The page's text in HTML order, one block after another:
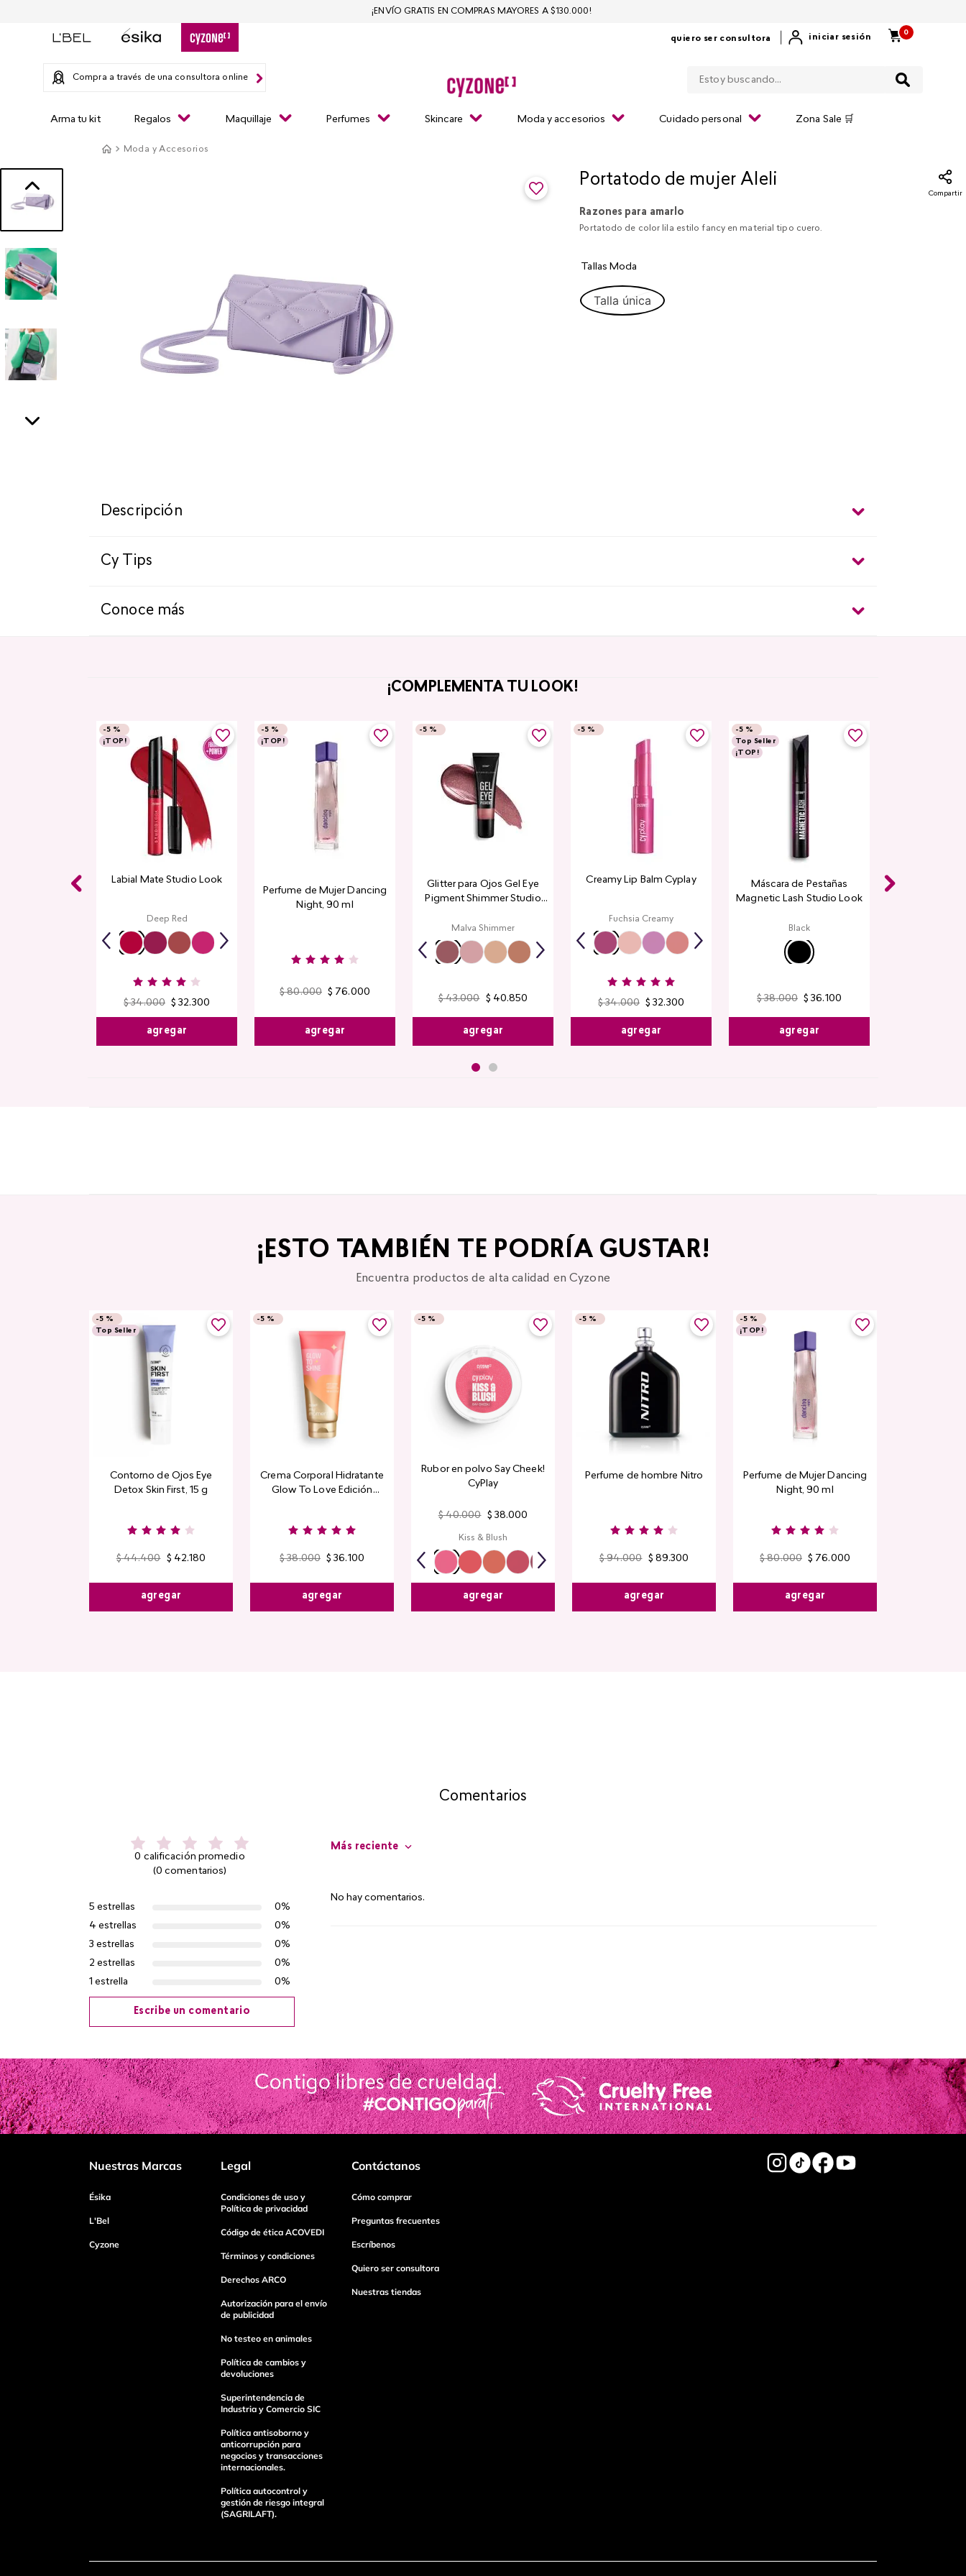
quiero ser consultora iniciar sesión
0
Compra a través de una consultora online
Arma tu kit Regalos Maquillaje Perfumes Skincare Moda y accesorios Cuidado personal Zona Sale 🛒
¡ENVÍO GRATIS EN COMPRAS MAYORES A $130.000!
Moda y Accesorios
Portatodo de mujer Aleli
Compartir
Razones para amarlo
Portatodo de color lila estilo fancy en material tipo cuero.
Tallas Moda
Talla única
Descripción
Cy Tips
Conoce más
¡COMPLEMENTA TU LOOK!
-5 %
¡TOP!
Labial Mate Studio Look
Deep Red
$ 34.000 $ 32.300
agregar
-5 %
¡TOP!
Perfume de Mujer Dancing
Night, 90 ml
$ 80.000 $ 76.000
agregar
-5 %
Glitter para Ojos Gel Eye
Pigment Shimmer Studio
Malva Shimmer
$ 43.000 $ 40.850
agregar
-5 %
Creamy Lip Balm Cyplay
Fuchsia Creamy
$ 34.000 $ 32.300
agregar
-5 %
Top Seller
¡TOP!
Máscara de Pestañas
Magnetic Lash Studio Look
Black
$ 38.000 $ 36.100
agregar
¡ESTO TAMBIÉN TE PODRÍA GUSTAR!
Encuentra productos de alta calidad en Cyzone
-5 %
Top Seller
Contorno de Ojos Eye
Detox Skin First, 15 g
$ 44.400 $ 42.180
agregar
-5 %
Crema Corporal Hidratante
Glow To Love Edición
$ 38.000 $ 36.100
agregar
-5 %
Rubor en polvo Say Cheek!
CyPlay
$ 40.000 $ 38.000
Kiss & Blush
agregar
-5 %
Perfume de hombre Nitro
$ 94.000 $ 89.300
agregar
-5 %
¡TOP!
Perfume de Mujer Dancing
Night, 90 ml
$ 80.000 $ 76.000
agregar
Comentarios
0 calificación promedio
(0 comentarios)
5 estrellas
0%
4 estrellas
0%
3 estrellas
0%
2 estrellas
0%
1 estrella
0%
Escribe un comentario
Agregar comentario
Título
Tu nombre
Dirección de email
enviar comentario
Más reciente
No hay comentarios.
Nuestras Marcas
Ésika
L'Bel
Cyzone
Legal
Condiciones de uso y
Política de privacidad
Código de ética ACOVEDI
Términos y condiciones
Derechos ARCO
Autorización para el envío
de publicidad
No testeo en animales
Política de cambios y
devoluciones
Superintendencia de
Industria y Comercio SIC
Política antisoborno y
anticorrupción para
negocios y transacciones
internacionales.
Política autocontrol y
gestión de riesgo integral
(SAGRILAFT).
Contáctanos
Cómo comprar
Preguntas frecuentes
Escríbenos
Quiero ser consultora
Nuestras tiendas